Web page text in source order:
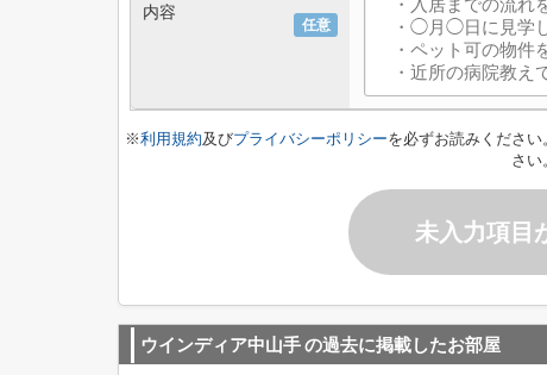
任意
内容
※利用規約及びプライバシーポリシーを必ずお読みくださ
さい。
未入力項目
ウインディア中山手の過去に掲載したお部屋